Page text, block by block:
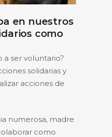
en nuestros
como
a ser voluntario?
solidarias y
acciones de
numerosa, madre
como